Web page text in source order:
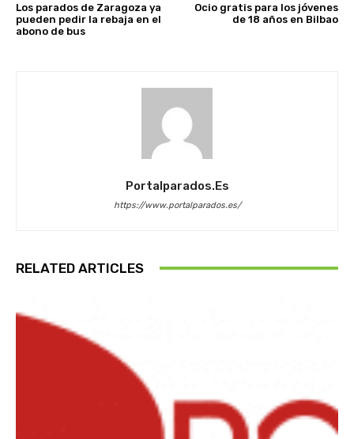
Los parados de Zaragoza ya
pueden pedir la rebaja en el
abono de bus
Ocio gratis para los jóvenes
de 18 años en Bilbao
Portalparados.es
https://www.portalparados.es/
RELATED ARTICLES